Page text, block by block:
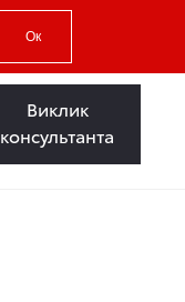
Ок
Виклик
консультанта